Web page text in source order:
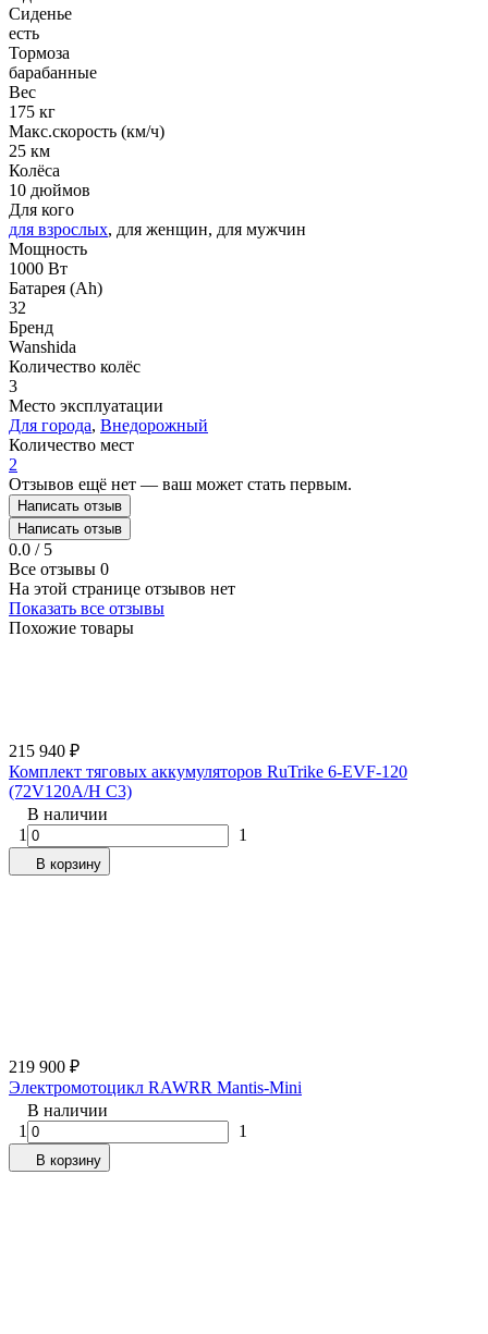
Сиденье
есть
Тормоза
барабанные
Вес
175 кг
Макс.скорость (км/ч)
25 км
Колёса
10 дюймов
Для кого
для взрослых, для женщин, для мужчин
Мощность
1000 Вт
Батарея (Ah)
32
Бренд
Wanshida
Количество колёс
3
Место эксплуатации
Для города, Внедорожный
Количество мест
2
Отзывов ещё нет — ваш может стать первым.
Написать отзыв
Написать отзыв
0.0 / 5
Все отзывы 0
На этой странице отзывов нет
Показать все отзывы
Похожие товары
215 940 ₽
Комплект тяговых аккумуляторов RuTrike 6-EVF-120
(72V120A/H C3)
В наличии
1
1
В корзину
219 900 ₽
Электромотоцикл RAWRR Mantis-Mini
В наличии
1
1
В корзину